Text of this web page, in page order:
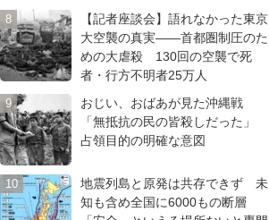
【記者座談会】語れなかった東京
大空襲の真実――首都圏制圧のた
めの大虐殺 130回の空襲で死
者・行方不明者25万人
おじい、おばあが見た沖縄戦
「無抵抗の民の皆殺しだった」
占領目的の明確な意図
地震列島と原発は共存できず 未
知も含め全国に6000もの断層